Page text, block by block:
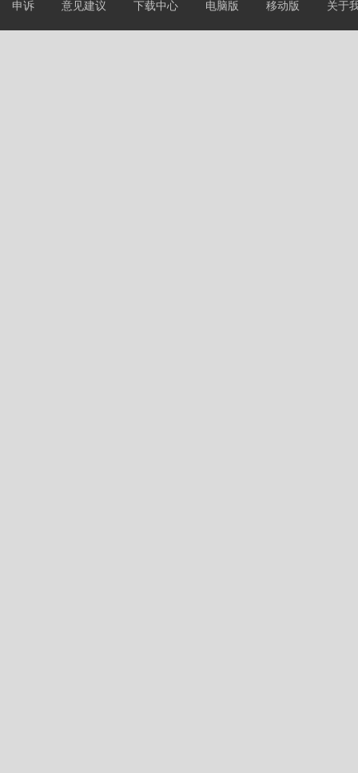
申诉 意见建议 下载中心 电脑版 移动版 关于